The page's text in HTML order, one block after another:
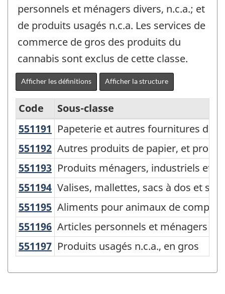
personnels et ménagers divers, n.c.a.; et
de produits usagés n.c.a. Les services de
commerce de gros des produits du
cannabis sont exclus de cette classe.
Afficher les définitions Afficher la structure
Système
de
classification
des
produits
de
l'Amérique
du
Code
Sous-classe
551191 Papeterie et autres fournitures
Papeterie et autres fournitures de
551192 Autres produits de papier, et
Autres produits de papier, et
551193 Produits ménagers, industriels
Produits ménagers, industriels et
551194 Valises, mallettes, sacs à dos et
Valises, mallettes, sacs à dos et
551195 Aliments pour animaux de
Aliments pour animaux de
551196 Articles personnels et ménagers
Articles personnels et ménagers
551197 Produits usagés n.c.a., en gros
Produits usagés n.c.a., en gros